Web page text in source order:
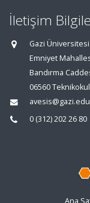
İletişim
Gazi
Emniyet
Bandırma
06560
0 (312) 202 26 80
Ana